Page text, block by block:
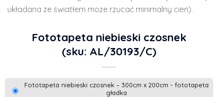
układana ze światłem może rzucać minimalny cień).
Fototapeta niebieski czosnek
(sku: AL/30193/C)
Fototapeta niebieski czosnek – 300cm x 200cm - fototapeta
gładka